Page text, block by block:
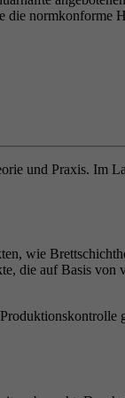
normkonforme
und Praxis. Im
wie
die auf Basis von